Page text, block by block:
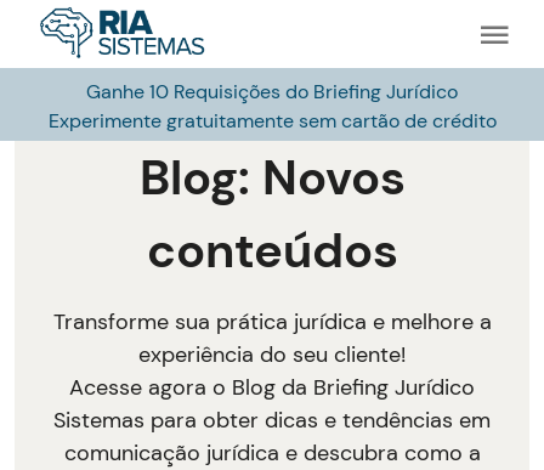
Ganhe 10 Requisições do Briefing Jurídico
Experimente gratuitamente sem cartão de crédito
Blog: Novos
conteúdos
Transforme sua prática jurídica e melhore a
experiência do seu cliente!
Acesse agora o Blog da Briefing Jurídico
Sistemas para obter dicas e tendências em
comunicação jurídica e descubra como a